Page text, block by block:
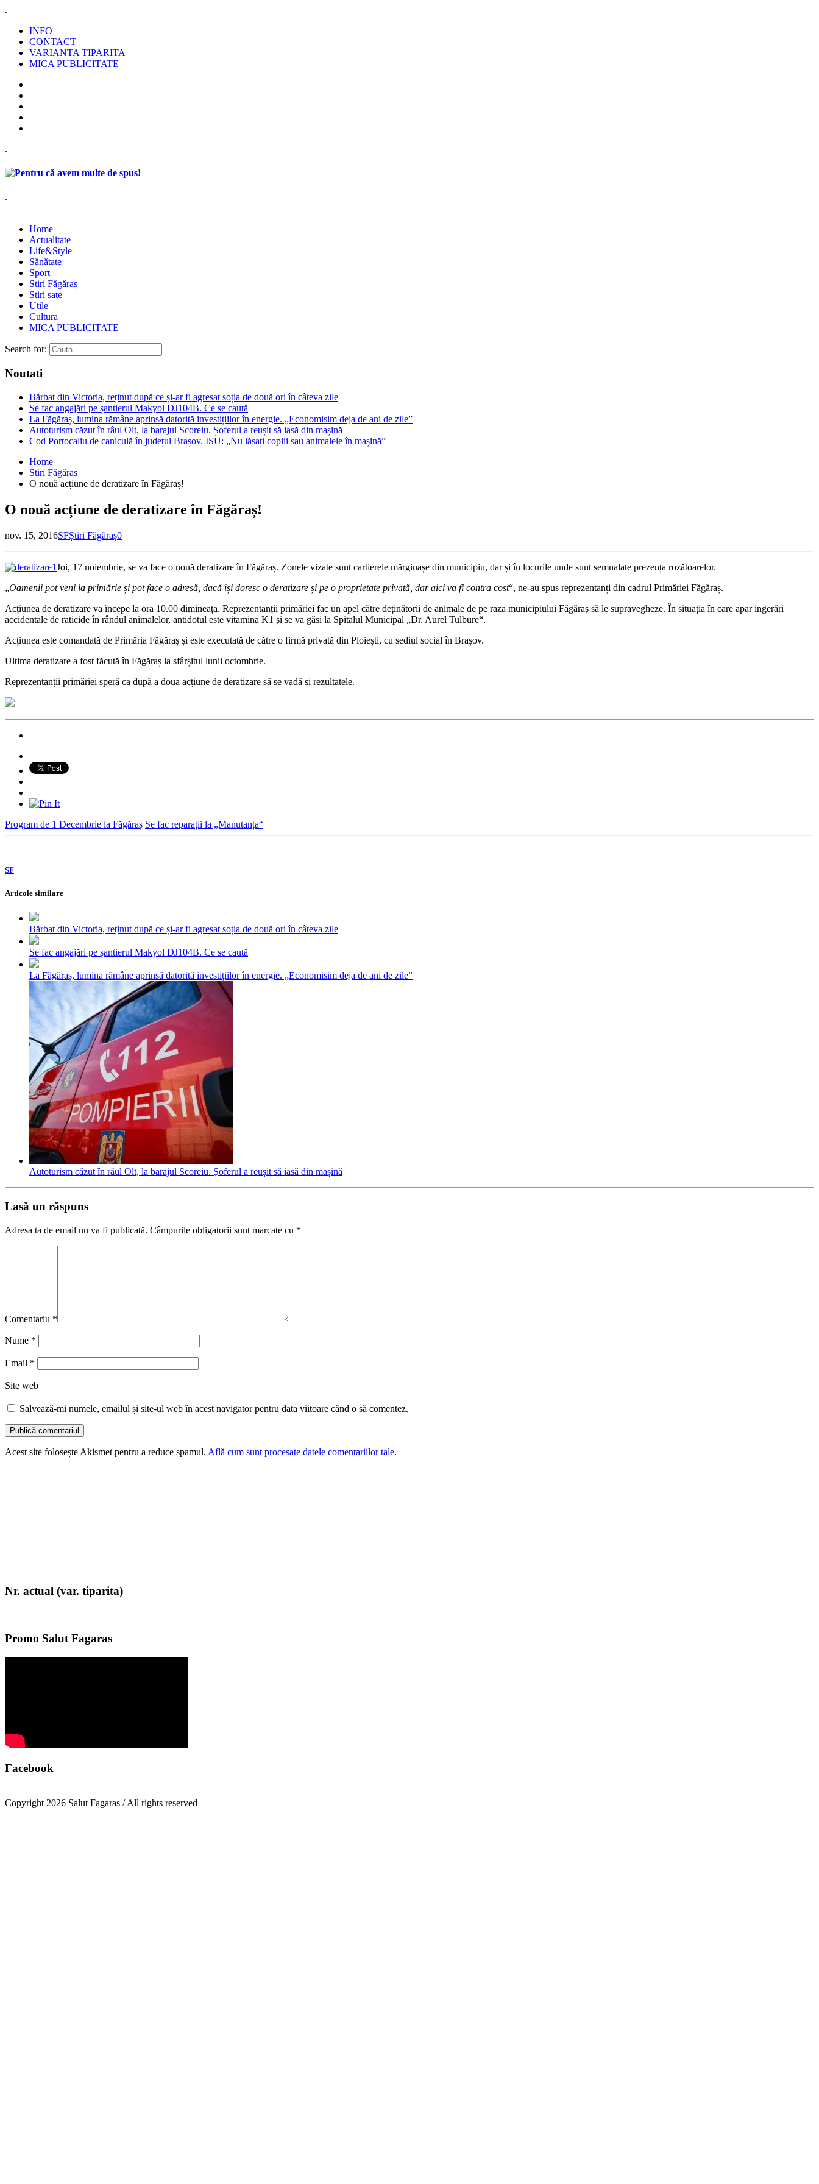
.
INFO
CONTACT
VARIANTA TIPARITA
MICA PUBLICITATE
.
.
Home
Actualitate
Life&Style
Sănătate
Sport
Știri Făgăraș
Știri sate
Utile
Cultura
MICA PUBLICITATE
Search for:
Noutati
Bărbat din Victoria, reținut după ce și-ar fi agresat soția de două ori în câteva zile
Se fac angajări pe șantierul Makyol DJ104B. Ce se caută
La Făgăraș, lumina rămâne aprinsă datorită investițiilor în energie. „Economisim deja de ani de zile”
Autoturism căzut în râul Olt, la barajul Scoreiu. Șoferul a reușit să iasă din mașină
Cod Portocaliu de caniculă în județul Brașov. ISU: „Nu lăsați copiii sau animalele în mașină”
Home
Știri Făgăraș
O nouă acțiune de deratizare în Făgăraș!
O nouă acțiune de deratizare în Făgăraș!
nov. 15, 2016SFȘtiri Făgăraș0
Joi, 17 noiembrie, se va face o nouă deratizare în Făgăraș. Zonele vizate sunt cartierele mărginașe din municipiu, dar și în locurile unde sunt semnalate prezența rozătoarelor.
„Oamenii pot veni la primărie și pot face o adresă, dacă își doresc o deratizare și pe o proprietate privată, dar aici va fi contra cost“, ne-au spus reprezentanți din cadrul Primăriei Făgăraș.
Acțiunea de deratizare va începe la ora 10.00 dimineața. Reprezentanții primăriei fac un apel către deținătorii de animale de pe raza municipiului Făgăraș să le supravegheze. În situația în care apar ingerări
accidentale de raticide în rândul animalelor, antidotul este vitamina K1 și se va găsi la Spitalul Municipal „Dr. Aurel Tulbure“.
Acțiunea este comandată de Primăria Făgăraș și este executată de către o firmă privată din Ploiești, cu sediul social în Brașov.
Ultima deratizare a fost făcută în Făgăraș la sfârșitul lunii octombrie.
Reprezentanții primăriei speră ca după a doua acțiune de deratizare să se vadă și rezultatele.
Program de 1 Decembrie la Făgăraș Se fac reparații la „Manutanța“
SF
Articole similare
Bărbat din Victoria, reținut după ce și-ar fi agresat soția de două ori în câteva zile
Se fac angajări pe șantierul Makyol DJ104B. Ce se caută
La Făgăraș, lumina rămâne aprinsă datorită investițiilor în energie. „Economisim deja de ani de zile”
Autoturism căzut în râul Olt, la barajul Scoreiu. Șoferul a reușit să iasă din mașină
Lasă un răspuns
Adresa ta de email nu va fi publicată. Câmpurile obligatorii sunt marcate cu *
Comentariu *
Nume *
Email *
Site web
Salvează-mi numele, emailul și site-ul web în acest navigator pentru data viitoare când o să comentez.
Acest site folosește Akismet pentru a reduce spamul. Află cum sunt procesate datele comentariilor tale.
Nr. actual (var. tiparita)
Promo Salut Fagaras
Facebook
Copyright 2026 Salut Fagaras / All rights reserved